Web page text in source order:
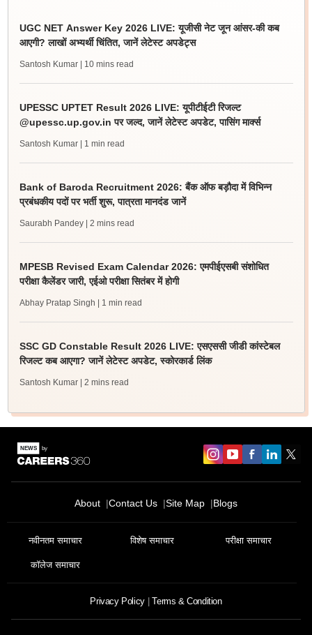
UGC NET Answer Key 2026 LIVE: यूजीसी नेट जून आंसर-की कब
आएगी? लाखों अभ्यर्थी चिंतित, जानें लेटेस्ट अपडेट्स
Santosh Kumar | 10 mins read
UPESSC UPTET Result 2026 LIVE: यूपीटीईटी रिजल्ट
@upessc.up.gov.in पर जल्द, जानें लेटेस्ट अपडेट, पासिंग मार्क्स
Santosh Kumar | 1 min read
Bank of Baroda Recruitment 2026: बैंक ऑफ बड़ौदा में विभिन्न
प्रबंधकीय पदों पर भर्ती शुरू, पात्रता मानदंड जानें
Saurabh Pandey | 2 mins read
MPESB Revised Exam Calendar 2026: एमपीईएसबी संशोधित
परीक्षा कैलेंडर जारी, एईओ परीक्षा सितंबर में होगी
Abhay Pratap Singh | 1 min read
SSC GD Constable Result 2026 LIVE: एसएससी जीडी कांस्टेबल
रिजल्ट कब आएगा? जानें लेटेस्ट अपडेट, स्कोरकार्ड लिंक
Santosh Kumar | 2 mins read
About Contact Us Site Map Blogs
नवीनतम समाचार विशेष समाचार परीक्षा समाचार
कॉलेज समाचार
Privacy Policy Terms & Condition